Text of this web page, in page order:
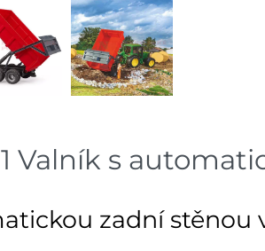
Valník s
zadní stěnou